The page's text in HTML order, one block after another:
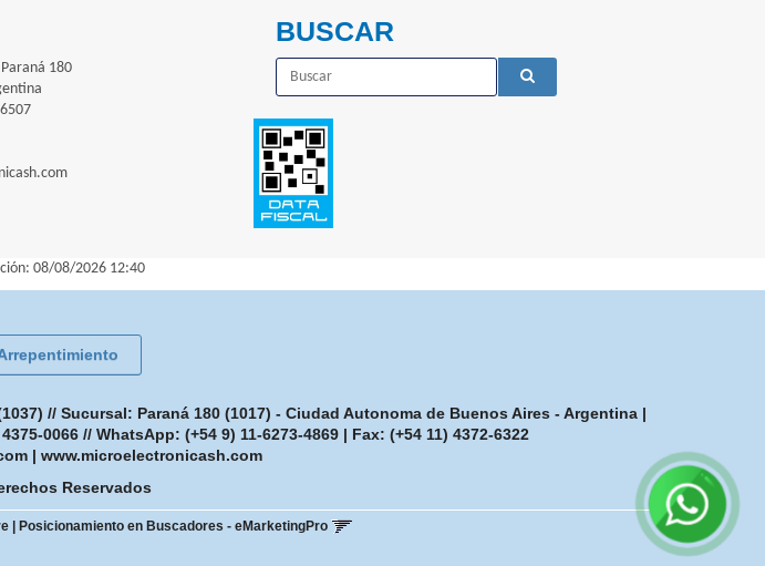
180
BUSCAR
08/08/2026 12:40
// Sucursal: Paraná 180 (1017) - Ciudad Autonoma de Buenos Aires - Argentina |
0066 // WhatsApp: (+54 9) 11-6273-4869| Fax: (+54 11) 4372-6322
| www.microelectronicash.com
Reservados
| Posicionamiento en Buscadores - eMarketingPro